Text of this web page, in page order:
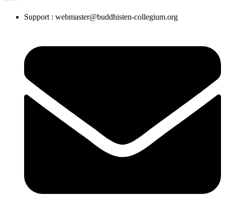
Support : webmaster@buddhisten-collegium.org